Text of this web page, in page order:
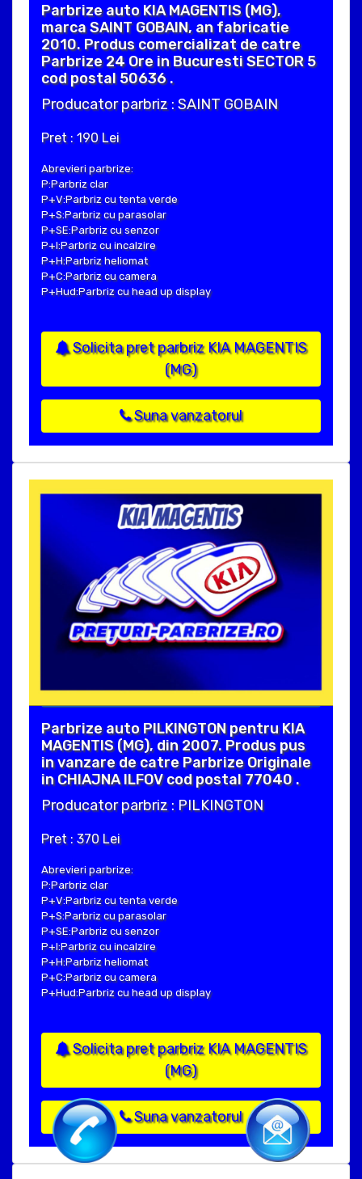
Parbrize auto KIA MAGENTIS (MG),
marca SAINT GOBAIN, an fabricatie
2010. Produs comercializat de catre
Parbrize 24 Ore in Bucuresti SECTOR 5
cod postal 50636 .
Producator parbriz : SAINT GOBAIN
Pret : 190 Lei
Abrevieri parbrize:
P:Parbriz clar
P+V:Parbriz cu tenta verde
P+S:Parbriz cu parasolar
P+SE:Parbriz cu senzor
P+I:Parbriz cu incalzire
P+H:Parbriz heliomat
P+C:Parbriz cu camera
P+Hud:Parbriz cu head up display
Solicita pret parbriz KIA MAGENTIS
(MG)
Suna vanzatorul
Parbrize auto PILKINGTON pentru KIA
MAGENTIS (MG), din 2007. Produs pus
in vanzare de catre Parbrize Originale
in CHIAJNA ILFOV cod postal 77040 .
Producator parbriz : PILKINGTON
Pret : 370 Lei
Abrevieri parbrize:
P:Parbriz clar
P+V:Parbriz cu tenta verde
P+S:Parbriz cu parasolar
P+SE:Parbriz cu senzor
P+I:Parbriz cu incalzire
P+H:Parbriz heliomat
P+C:Parbriz cu camera
P+Hud:Parbriz cu head up display
Solicita pret parbriz KIA MAGENTIS
(MG)
Suna vanzatorul